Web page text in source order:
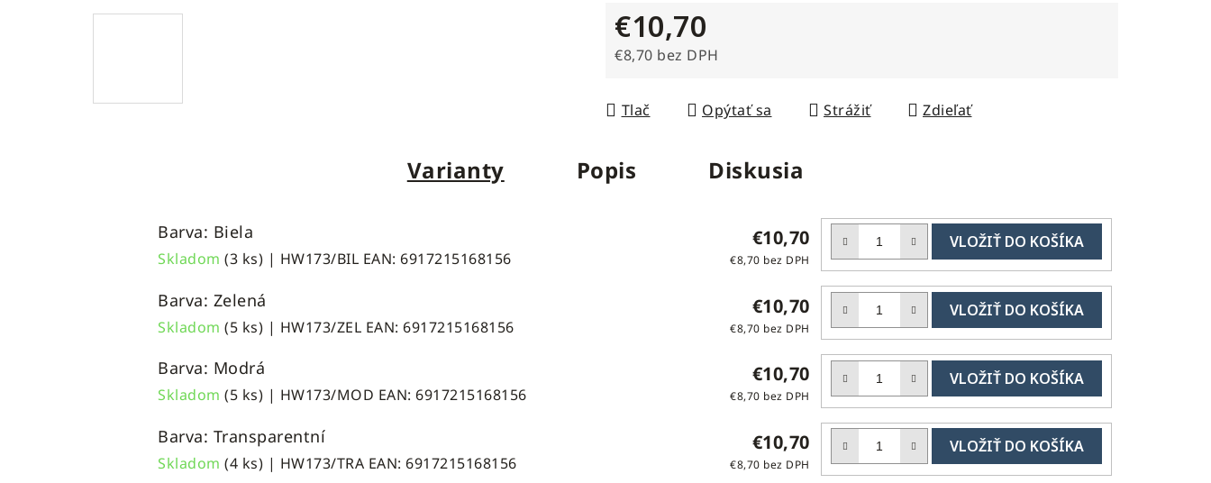
€10,70
€8,70 bez DPH
Tlač
Opýtať sa Strážiť Zdieľať
Varianty Popis Diskusia
Barva: Biela
Skladom (3 ks) | HW173/BIL EAN: 6917215168156
€10,70
€8,70 bez DPH
DO
KOŠÍKA
Barva: Zelená
Skladom (5 ks) | HW173/ZEL EAN: 6917215168156
€10,70
€8,70 bez DPH
DO
KOŠÍKA
Barva: Modrá
Skladom (5 ks) | HW173/MOD EAN: 6917215168156
€10,70
€8,70 bez DPH
DO
KOŠÍKA
Barva: Transparentní
Skladom (4 ks) | HW173/TRA EAN: 6917215168156
€10,70
€8,70 bez DPH
DO
KOŠÍKA